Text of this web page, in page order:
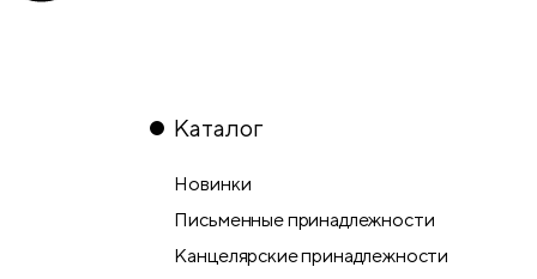
Каталог
Новинки
Письменные принадлежности
Канцелярские принадлежности